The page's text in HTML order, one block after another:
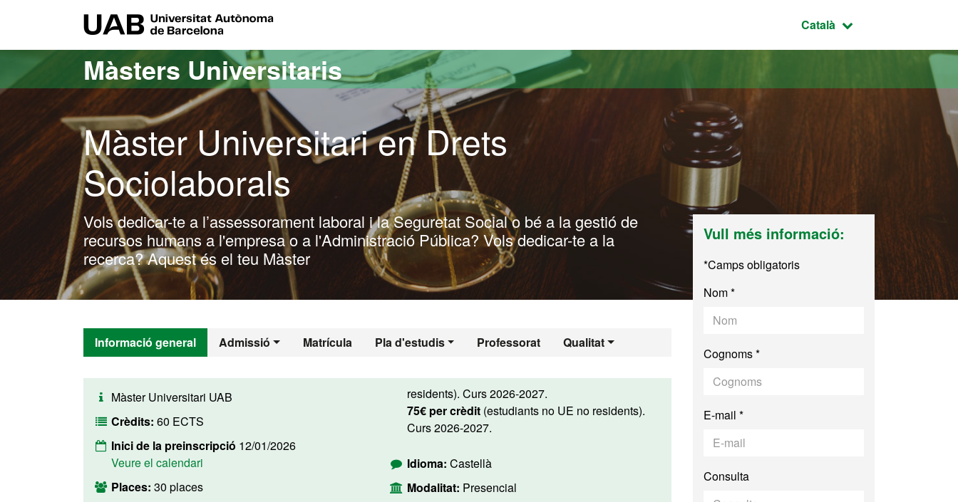
Idioma seleccionat:
Català
Màsters Universitaris
Màster Universitari en Drets
Sociolaborals
Vols dedicar-te a l’assessorament laboral i la Seguretat Social o bé a la gestió de
recursos humans a l'empresa o a l'Administració Pública? Vols dedicar-te a la
recerca? Aquest és el teu Màster
Informació general Admissió Matrícula Pla d'estudis Professorat Qualitat
Màster Universitari UAB
Crèdits: 60 ECTS
Inici de la preinscripció 12/01/2026
Veure el calendari
Places: 30 places
residents). Curs 2026-2027.
75€ per crèdit (estudiants no UE no residents).
Curs 2026-2027.
Idioma: Castellà
Modalitat: Presencial
Vull més informació:
*Camps obligatoris
Nom *
Cognoms *
E-mail *
Consulta